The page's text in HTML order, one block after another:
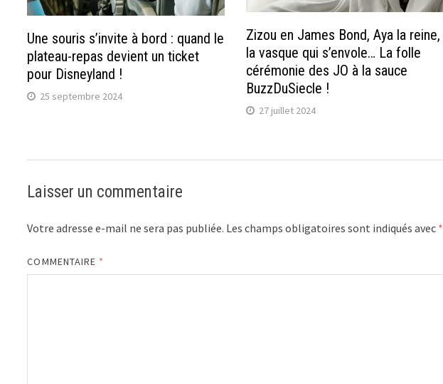
Une souris s’invite à bord : quand le
plateau-repas devient un ticket
pour Disneyland !
25 septembre 2024
Zizou en James Bond, Aya la reine,
la vasque qui s’envole… La folle
cérémonie des JO à la sauce
BuzzDuSiecle !
27 juillet 2024
Laisser un commentaire
Votre adresse e-mail ne sera pas publiée. Les champs obligatoires sont indiqués avec *
COMMENTAIRE *